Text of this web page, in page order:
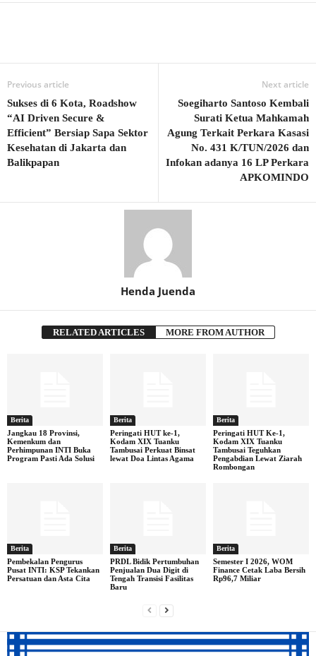
Previous article
Sukses di 6 Kota, Roadshow
“AI Driven Secure &
Efficient” Bersiap Sapa Sektor
Kesehatan di Jakarta dan
Balikpapan
Next article
Soegiharto Santoso Kembali
Surati Ketua Mahkamah
Agung Terkait Perkara Kasasi
No. 431 K/TUN/2026 dan
Infokan adanya 16 LP Perkara
APKOMINDO
Henda Juenda
RELATED ARTICLES MORE FROM AUTHOR
Berita
Jangkau 18 Provinsi,
Kemenkum dan
Perhimpunan INTI Buka
Program Pasti Ada Solusi
Berita
Peringati HUT ke-1,
Kodam XIX Tuanku
Tambusai Perkuat Binsat
lewat Doa Lintas Agama
Berita
Peringati HUT Ke-1,
Kodam XIX Tuanku
Tambusai Teguhkan
Pengabdian Lewat Ziarah
Rombongan
Berita
Pembekalan Pengurus
Pusat INTI: KSP Tekankan
Persatuan dan Asta Cita
Berita
PRDL Bidik Pertumbuhan
Penjualan Dua Digit di
Tengah Transisi Fasilitas
Baru
Berita
Semester I 2026, WOM
Finance Cetak Laba Bersih
Rp96,7 Miliar